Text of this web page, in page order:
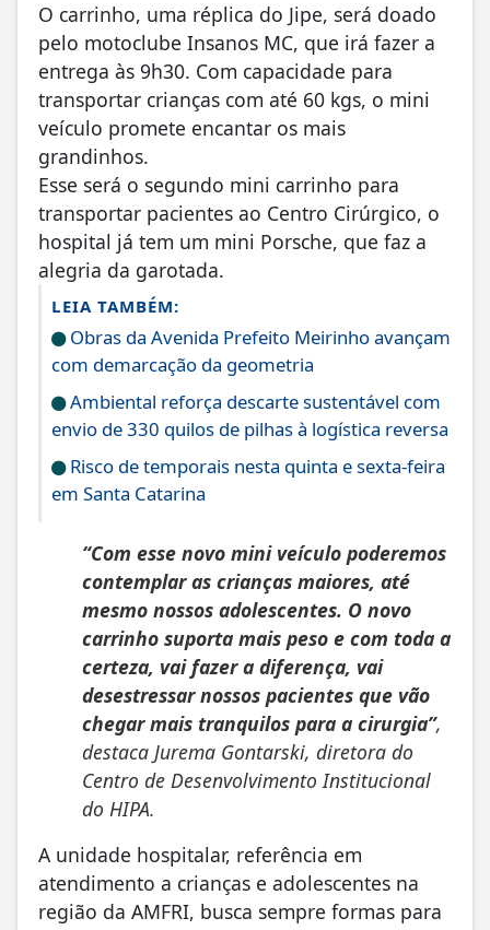
O carrinho, uma réplica do Jipe, será doado
pelo motoclube Insanos MC, que irá fazer a
entrega às 9h30. Com capacidade para
transportar crianças com até 60 kgs, o mini
veículo promete encantar os mais
grandinhos.
Esse será o segundo mini carrinho para
transportar pacientes ao Centro Cirúrgico, o
hospital já tem um mini Porsche, que faz a
alegria da garotada.
LEIA TAMBÉM:
Obras da Avenida Prefeito Meirinho avançam
com demarcação da geometria
Ambiental reforça descarte sustentável com
envio de 330 quilos de pilhas à logística reversa
Risco de temporais nesta quinta e sexta-feira
em Santa Catarina
“Com esse novo mini veículo poderemos
contemplar as crianças maiores, até
mesmo nossos adolescentes. O novo
carrinho suporta mais peso e com toda a
certeza, vai fazer a diferença, vai
desestressar nossos pacientes que vão
chegar mais tranquilos para a cirurgia”,
destaca Jurema Gontarski, diretora do
Centro de Desenvolvimento Institucional
do HIPA.
A unidade hospitalar, referência em
atendimento a crianças e adolescentes na
região da AMFRI, busca sempre formas para